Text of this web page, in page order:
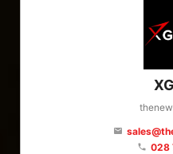
email
phone 028